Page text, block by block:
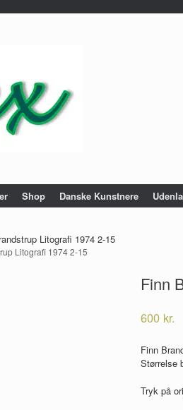
Shop Danske Kunstnere
Litografi 1974 2-15
Litografi 1974 2-15
Finn
600 kr.
Finn
Størrelse
Tryk på